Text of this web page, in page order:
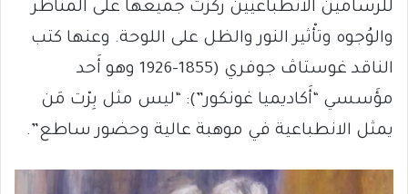
للرسامين الانطباعيين ركَّزت جميعها على المناظر
والوُجوه وتأْثير النور والظل على اللوحة. وعنها كتب
الناقد غوستاڤ جوفري (1855-1926 وهو أَحد
مؤَسسي “أَكاديميا غونكور”): “ليس مثل بِرْت مَن
يمثل الانطباعية في موهبة عالية وحضور ساطع”.